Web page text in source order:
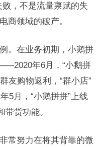
，不是流量禀赋的失
商领域的破产。
。在业务初期，小鹅拼
年6月，“小鹅拼
友购物返利，“群小店”
5月，“小鹅拼拼”上线
带货功能。
常努力在将其背靠的微